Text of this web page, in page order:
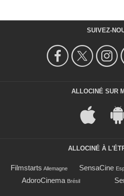
SUIVEZ-
ALLOCINÉ SUR
ALLOCINÉ À
Filmstarts Allemagne SensaCine
AdoroCinema Brésil